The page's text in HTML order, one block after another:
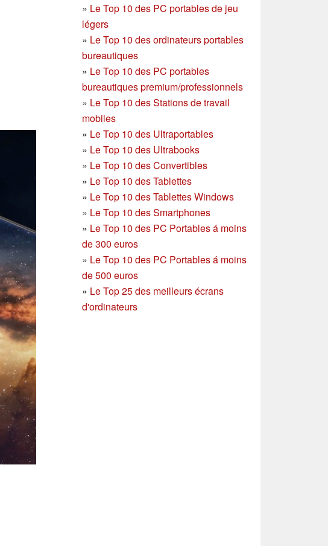
» Le Top 10 des PC portables de jeu
légers
» Le Top 10 des ordinateurs portables
bureautiques
» Le Top 10 des PC portables
bureautiques premium/professionnels
» Le Top 10 des Stations de travail
mobiles
» Le Top 10 des Ultraportables
» Le Top 10 des Ultrabooks
» Le Top 10 des Convertibles
» Le Top 10 des Tablettes
» Le Top 10 des Tablettes Windows
» Le Top 10 des Smartphones
» Le Top 10 des PC Portables á moins
de 300 euros
» Le Top 10 des PC Portables á moins
de 500 euros
» Le Top 25 des meilleurs écrans
d'ordinateurs